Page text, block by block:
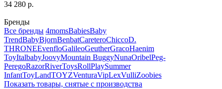
34 280 р.
Бренды
Все бренды 4momsBabiesBaby
TrendBabyBjornBenbatCareteroChiccoD.
THRONEEvenfloGalileoGeutherGracoHaenim
ToyItalbabyJoovyMountain BuggyNunaOribelPeg-
PeregoRazorRiverToysRollPlaySummer
InfantToyLandTOYZVenturaVipLexVulliZoobies
Показать товары, снятые с производства